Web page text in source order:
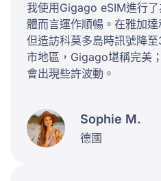
我使用Gigago eSIM進行
體而言運作順暢。在雅加
但造訪科莫多島時訊號降
市地區，Gigago堪稱完美
會出現些許波動。
Sophie M.
德國